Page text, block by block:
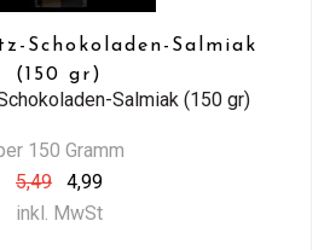
Schokoladen-Salmiak
(150 gr)
Salmiak (150 gr)
150 Gramm
5,49
4,99
inkl. MwSt